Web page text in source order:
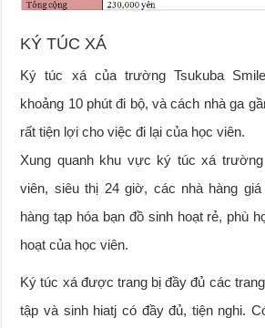
KÝ TÚC XÁ
Ký túc xá của trường Tsukuba
khoảng 10 phút đi bộ, và cách nhà ga
rất tiện lợi cho việc đi lại của học viên.
Xung quanh khu vực ký túc xá
viên, siêu thị 24 giờ, các nhà hàng
hàng tạp hóa bạn đồ sinh hoạt rẻ, phù
hoạt của học viên.
Ký túc xá được trang bị đầy đủ các
tập và sinh hiatj có đầy đủ, tiện nghi.